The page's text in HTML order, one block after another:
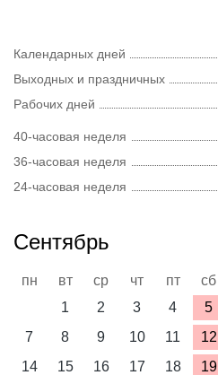
Календарных дней
Выходных и праздничных
Рабочих дней
40-часовая неделя
36-часовая неделя
24-часовая неделя
Сентябрь
пн вт ср чт пт сб
1
2 3 4 5
7
8 9 10 11 12
14
15 16 17 18 19